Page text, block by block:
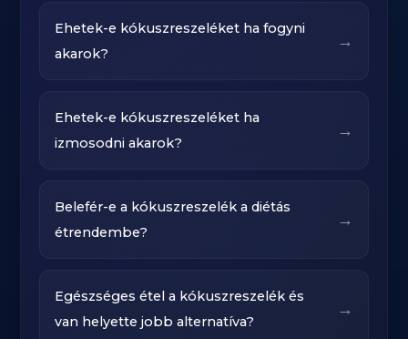
Ehetek-e kókuszreszeléket ha fogyni
akarok?
→
Ehetek-e kókuszreszeléket ha
izmosodni akarok?
→
Belefér-e a kókuszreszelék a diétás
étrendembe?
→
Egészséges étel a kókuszreszelék és
van helyette jobb alternatíva?
→